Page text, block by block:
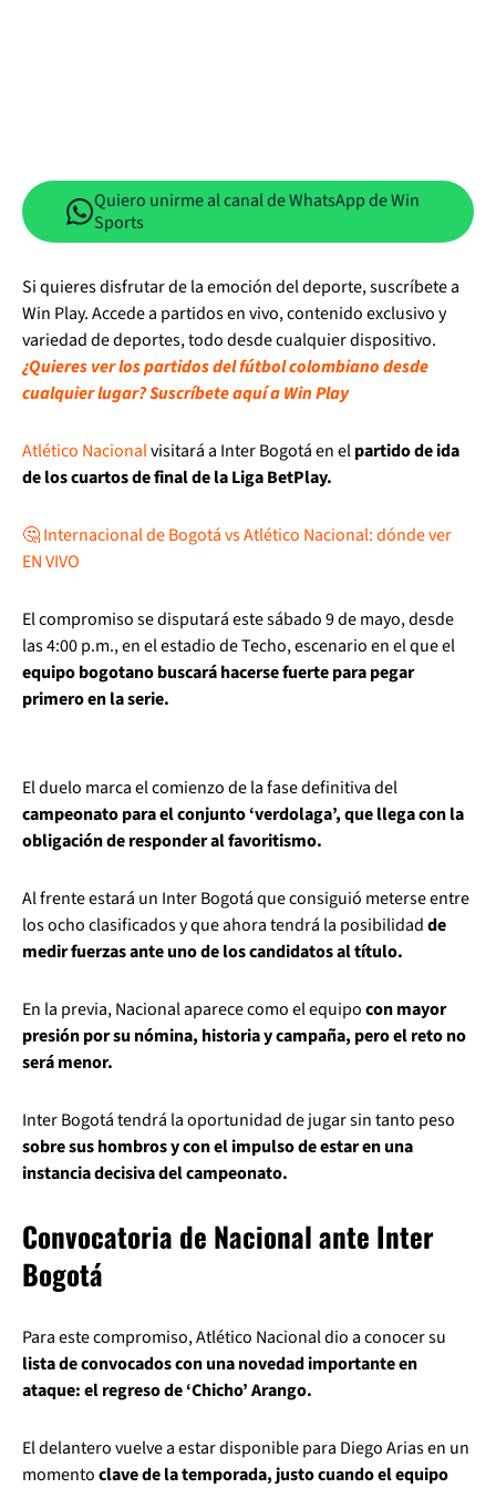
Quiero unirme al canal de WhatsApp de Win
Sports
Si quieres disfrutar de la emoción del deporte, suscríbete a
Win Play. Accede a partidos en vivo, contenido exclusivo y
variedad de deportes, todo desde cualquier dispositivo.
¿Quieres ver los partidos del fútbol colombiano desde
cualquier lugar? Suscríbete aquí a Win Play
Atlético Nacionalvisitará a Inter Bogotá en elpartido de ida
de los cuartos de final de la Liga BetPlay.
🤔 Internacional de Bogotá vs Atlético Nacional: dónde ver
EN VIVO
El compromiso se disputará este sábado 9 de mayo, desde
las 4:00 p.m., en el estadio de Techo, escenario en el que el
equipo bogotano buscará hacerse fuerte para pegar
primero en la serie.
El duelo marca el comienzo de la fase definitiva del
campeonato para el conjunto ‘verdolaga’, que llega con la
obligación de responder al favoritismo.
Al frente estará un Inter Bogotá que consiguió meterse entre
los ocho clasificados y que ahora tendrá la posibilidadde
medir fuerzas ante uno de los candidatos al título.
En la previa, Nacional aparece como el equipocon mayor
presión por su nómina, historia y campaña, pero el reto no
será menor.
Inter Bogotá tendrá la oportunidad de jugar sin tanto peso
sobre sus hombros y con el impulso de estar en una
instancia decisiva del campeonato.
Convocatoria de Nacional ante Inter
Bogotá
Para este compromiso, Atlético Nacional dio a conocer su
lista de convocados con una novedad importante en
ataque: el regreso de ‘Chicho’ Arango.
El delantero vuelve a estar disponible para Diego Arias en un
momentoclave de la temporada, justo cuando el equipo